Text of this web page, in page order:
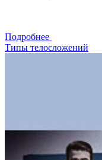
Подробнее
Типы телосложений